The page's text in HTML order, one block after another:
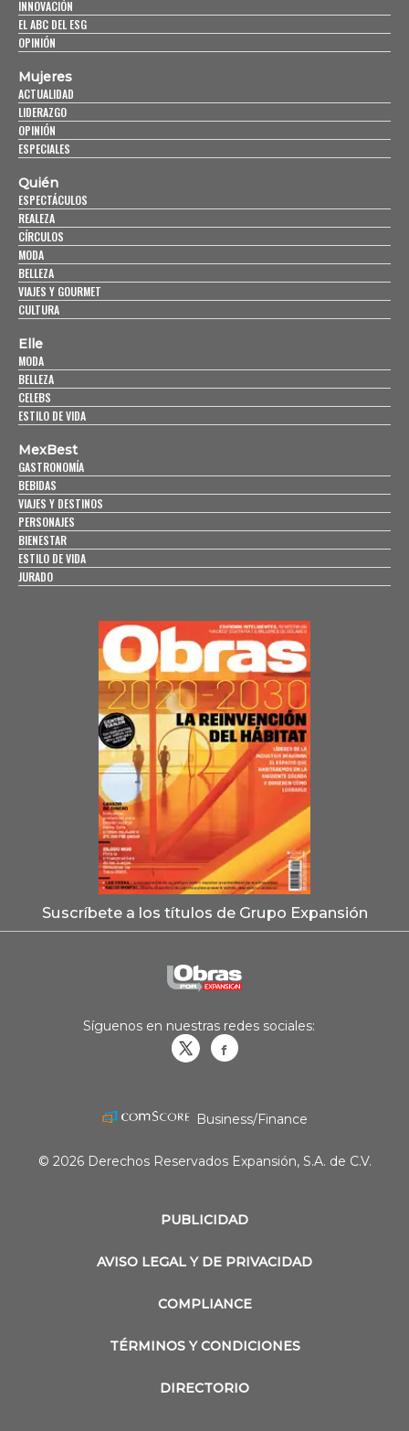
INNOVACIÓN
EL ABC DEL ESG
OPINIÓN
Mujeres
ACTUALIDAD
LIDERAZGO
OPINIÓN
ESPECIALES
Quién
ESPECTÁCULOS
REALEZA
CÍRCULOS
MODA
BELLEZA
VIAJES Y GOURMET
CULTURA
Elle
MODA
BELLEZA
CELEBS
ESTILO DE VIDA
MexBest
GASTRONOMÍA
BEBIDAS
VIAJES Y DESTINOS
PERSONAJES
BIENESTAR
ESTILO DE VIDA
JURADO
Suscríbete a los títulos de Grupo Expansión
PUBLICIDAD
AVISO LEGAL Y DE PRIVACIDAD
COMPLIANCE
TÉRMINOS Y CONDICIONES
DIRECTORIO
Síguenos en nuestras redes sociales:
Business/Finance
© 2026 Derechos Reservados Expansión, S.A. de C.V.